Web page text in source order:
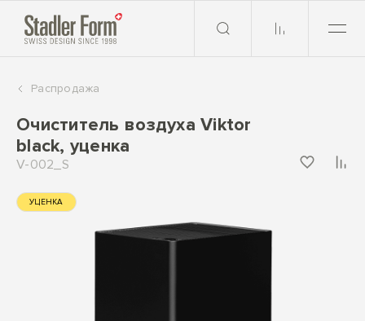
Распродажа
Очиститель воздуха Viktor
black, уценка
V-002_S
УЦЕНКА